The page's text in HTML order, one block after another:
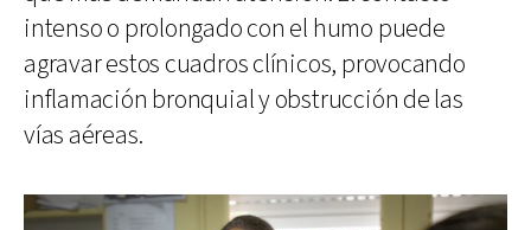
intenso o prolongado con el humo puede
agravar estos cuadros clínicos, provocando
inflamación bronquial y obstrucción de las
vías aéreas.